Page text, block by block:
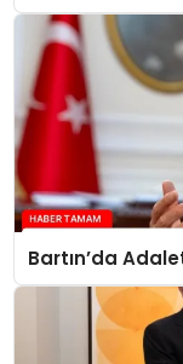
Bartın’da